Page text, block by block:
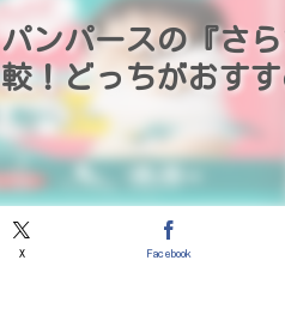
パンパースの『さ
較！どっちがおすす
X Facebook